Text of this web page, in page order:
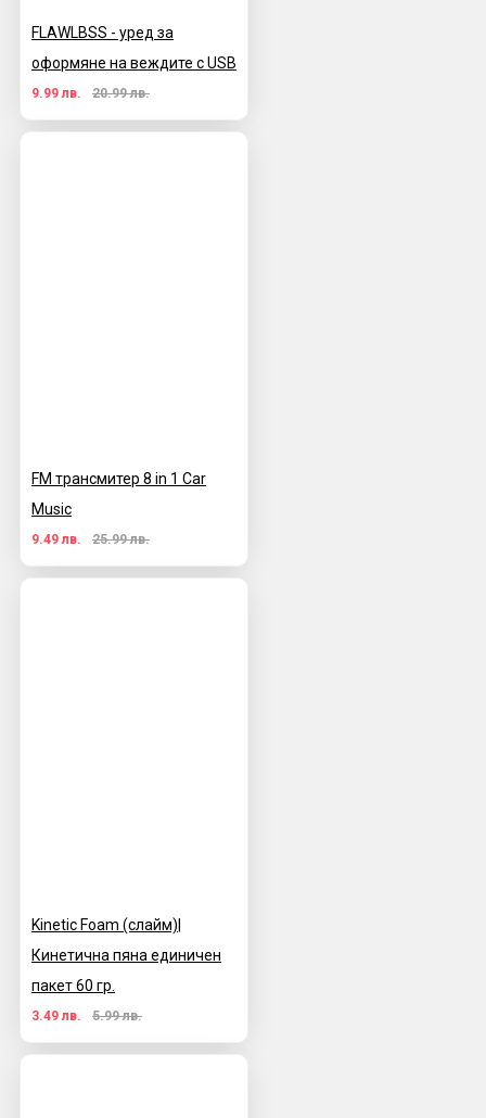
FLAWLBSS - уред за
оформяне на веждите с USB
9.99 лв. 20.99 лв.
FM трансмитер 8 in 1 Car
Music
9.49 лв. 25.99 лв.
Kinetic Foam (слайм)|
Кинетична пяна единичен
пакет 60 гр.
3.49 лв. 5.99 лв.